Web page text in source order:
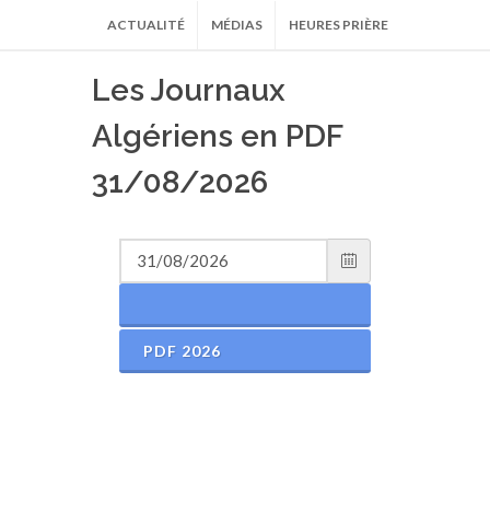
ACTUALITÉ MÉDIAS HEURES PRIÈRE
Les Journaux
Algériens en PDF
31/08/2026
PDF 2026